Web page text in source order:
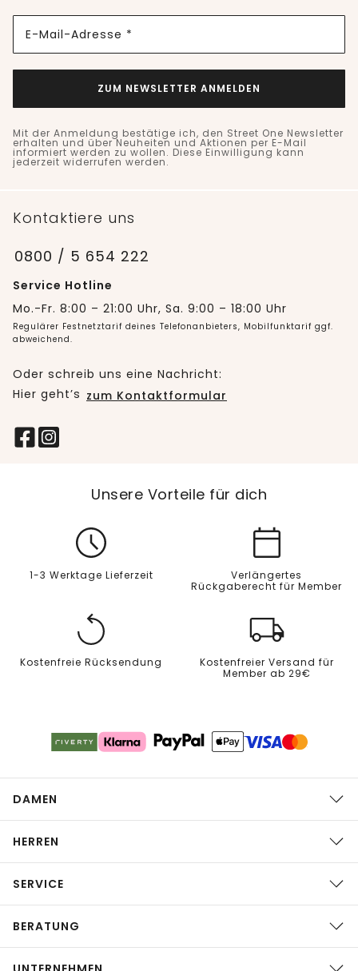
E-Mail-Adresse *
ZUM NEWSLETTER ANMELDEN
Mit der Anmeldung bestätige ich, den Street One Newsletter
erhalten und über Neuheiten und Aktionen per E-Mail
informiert werden zu wollen. Diese Einwilligung kann
jederzeit widerrufen werden.
Kontaktiere uns
0800 / 5 654 222
Service Hotline
Mo.-Fr. 8:00 – 21:00 Uhr, Sa. 9:00 – 18:00 Uhr
Regulärer Festnetztarif deines Telefonanbieters, Mobilfunktarif ggf.
abweichend.
Oder schreib uns eine Nachricht:
Hier geht’s zum Kontaktformular
Unsere Vorteile für dich
1-3 Werktage Lieferzeit
Verlängertes
Rückgaberecht für Member
Kostenfreie Rücksendung
Kostenfreier Versand für
Member ab 29€
DAMEN
HERREN
SERVICE
BERATUNG